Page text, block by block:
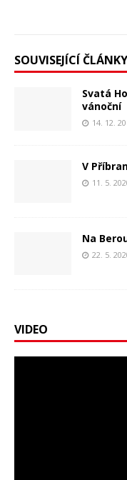
SOUVISEJÍCÍ ČLÁNKY
Svatá
vánoční
14. 12.
V
11. 5.
Na
22. 5.
VIDEO